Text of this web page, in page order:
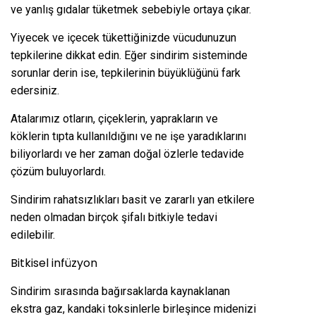
ve yanlış gıdalar tüketmek sebebiyle ortaya çıkar.
Yiyecek ve içecek tükettiğinizde vücudunuzun
tepkilerine dikkat edin. Eğer sindirim sisteminde
sorunlar derin ise, tepkilerinin büyüklüğünü fark
edersiniz.
Atalarımız otların, çiçeklerin, yaprakların ve
köklerin tıpta kullanıldığını ve ne işe yaradıklarını
biliyorlardı ve her zaman doğal özlerle tedavide
çözüm buluyorlardı.
Sindirim rahatsızlıkları basit ve zararlı yan etkilere
neden olmadan birçok şifalı bitkiyle tedavi
edilebilir.
Bitkisel infüzyon
Sindirim sırasında bağırsaklarda kaynaklanan
ekstra gaz, kandaki toksinlerle birleşince midenizi